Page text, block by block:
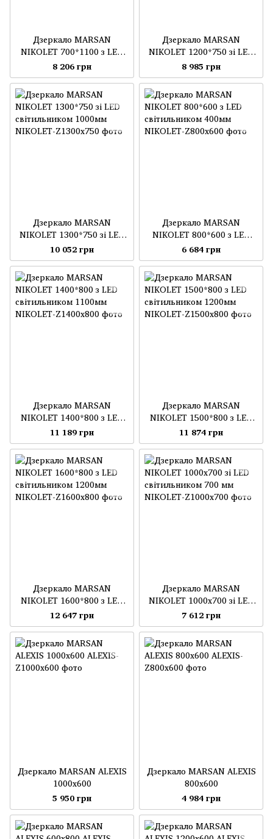
Дзеркало MARSAN
NIKOLET 700*1100 з LED
світильником 800мм
8 206 грн
Дзеркало MARSAN
NIKOLET 1200*750 зі LED
світильником 900мм
8 985 грн
Дзеркало MARSAN
NIKOLET 1300*750 зі LED
світильником 1000мм
10 052 грн
Дзеркало MARSAN
NIKOLET 800*600 з LED
світильником 400мм
6 684 грн
Дзеркало MARSAN
NIKOLET 1400*800 з LED
світильником 1100мм
11 189 грн
Дзеркало MARSAN
NIKOLET 1500*800 з LED
світильником 1200мм
11 874 грн
Дзеркало MARSAN
NIKOLET 1600*800 з LED
світильником 1200мм
12 647 грн
Дзеркало MARSAN
NIKOLET 1000x700 зі LED
світильником 700 мм
7 612 грн
Дзеркало MARSAN ALEXIS
1000x600
5 950 грн
Дзеркало MARSAN ALEXIS
800x600
4 984 грн